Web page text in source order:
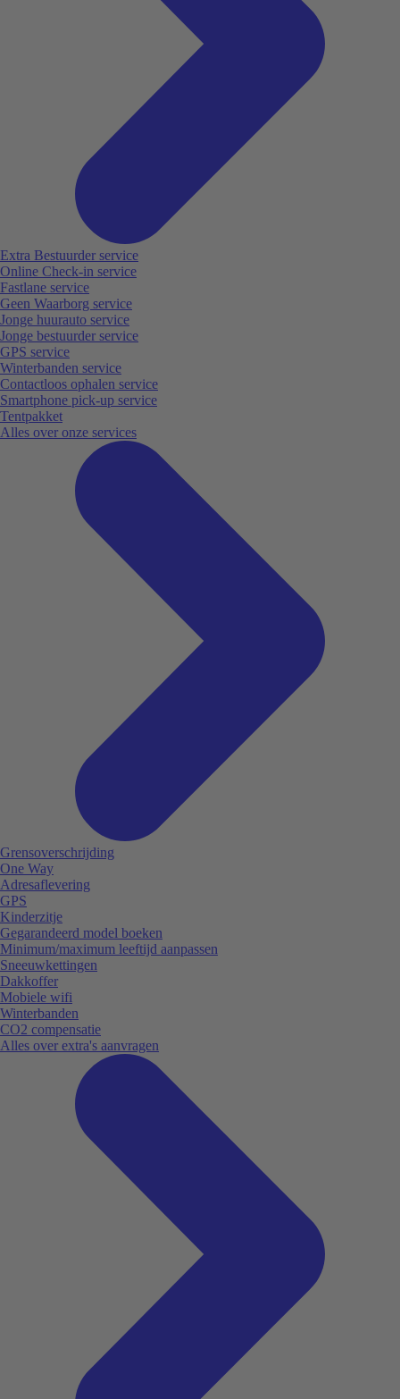
Extra Bestuurder service
Online Check-in service
Fastlane service
Geen Waarborg service
Jonge huurauto service
Jonge bestuurder service
GPS service
Winterbanden service
Contactloos ophalen service
Smartphone pick-up service
Tentpakket
Alles over onze services
Grensoverschrijding
One Way
Adresaflevering
GPS
Kinderzitje
Gegarandeerd model boeken
Minimum/maximum leeftijd aanpassen
Sneeuwkettingen
Dakkoffer
Mobiele wifi
Winterbanden
CO2 compensatie
Alles over extra's aanvragen